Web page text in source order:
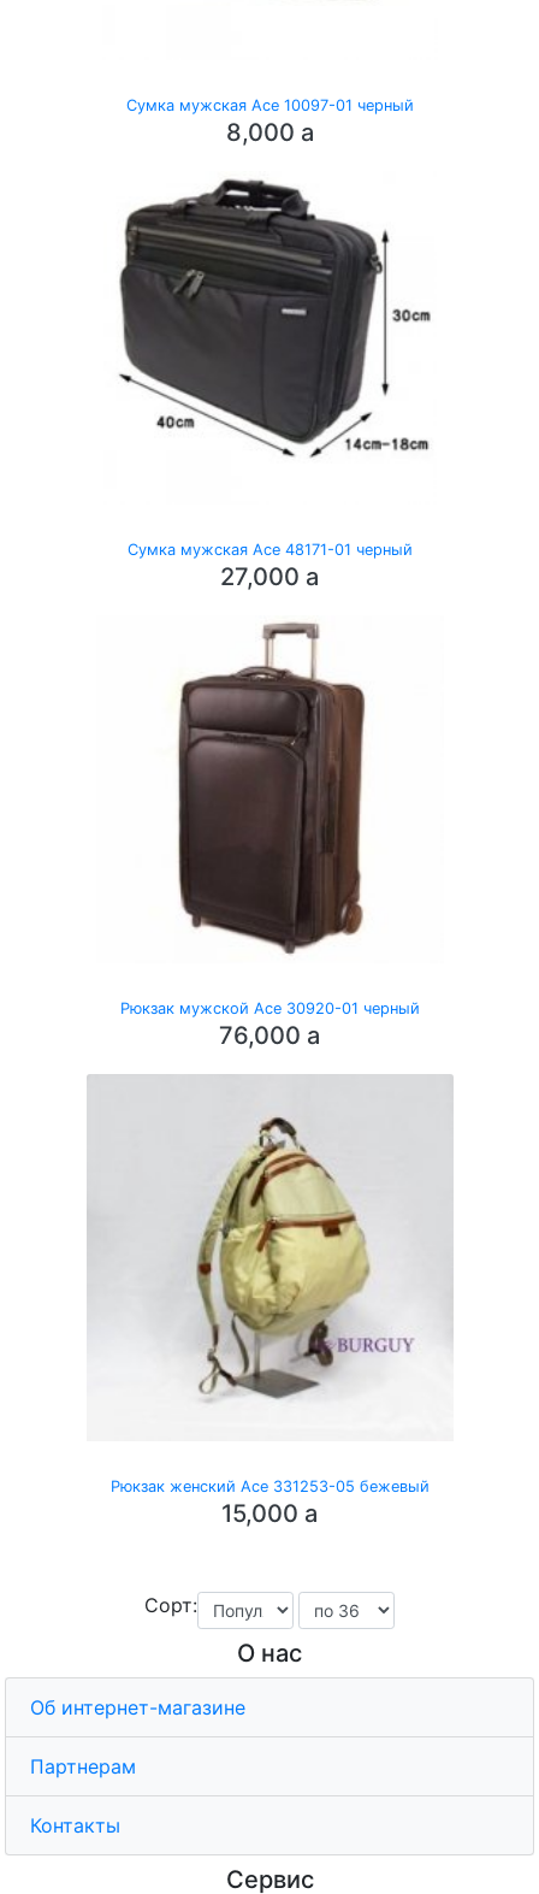
Сумка мужская Ace 10097-01 черный
8,000 a
Сумка мужская Ace 48171-01 черный
27,000 a
Рюкзак мужской Ace 30920-01 черный
76,000 a
Рюкзак женский Ace 331253-05 бежевый
15,000 a
Сорт:
О нас
Об интернет-магазине
Партнерам
Контакты
Сервис